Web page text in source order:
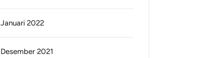
Januari 2022
Desember 2021